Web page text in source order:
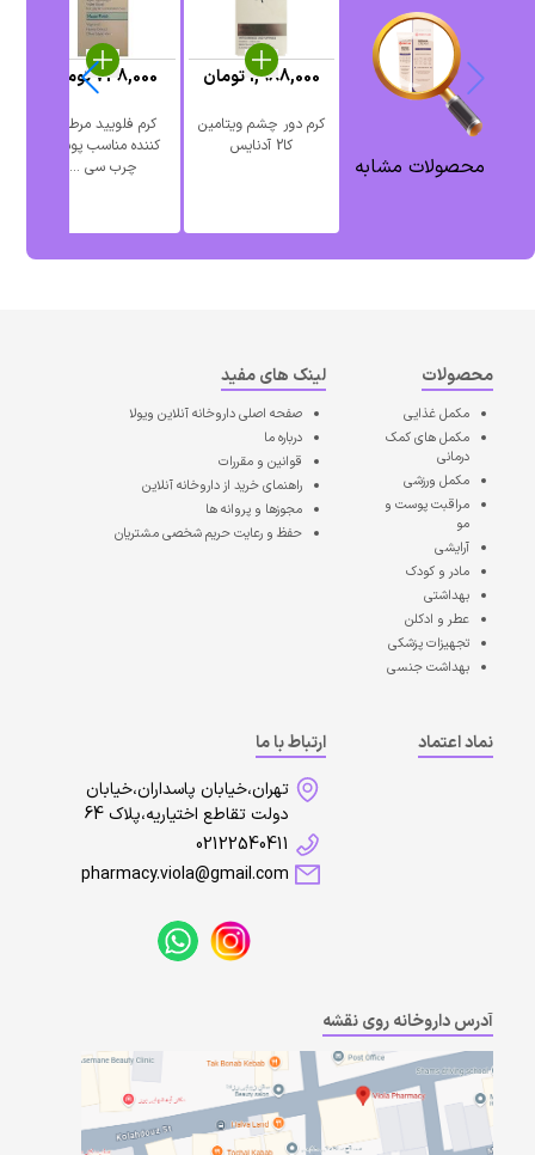
محصولات مشابه
کرم دور چشم ویتامین
کا2 آدنایس
1,988,000تومان
کرم فلویید مرطوب
کننده مناسب پوست
چرب سی ...
748,000تومان
محصولات
مکمل غذایی
مکمل های کمک
درمانی
مکمل ورزشی
مراقبت پوست و
مو
آرایشی
مادر و کودک
بهداشتی
عطر و ادکلن
تجهیزات پزشکی
بهداشت جنسی
لینک های مفید
صفحه اصلیداروخانه آنلاین ویولا
درباره ما
قوانین و مقررات
راهنمای خرید از داروخانه آنلاین
مجوزها و پروانه ها
حفظ و رعایت حریم شخصی مشتریان
نماد اعتماد
ارتباط با ما
تهران،خیابان پاسداران،خیابان
دولت تقاطع اختیاریه،پلاک 64
02122540411
pharmacy.viola@gmail.com
آدرس داروخانه روی نقشه